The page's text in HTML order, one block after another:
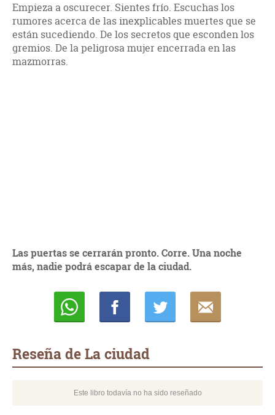
Empieza a oscurecer. Sientes frío. Escuchas los
rumores acerca de las inexplicables muertes que se
están sucediendo. De los secretos que esconden los
gremios. De la peligrosa mujer encerrada en las
mazmorras.
Las puertas se cerrarán pronto. Corre. Una noche
más, nadie podrá escapar de la ciudad.
Reseña de La ciudad
Este libro todavía no ha sido reseñado